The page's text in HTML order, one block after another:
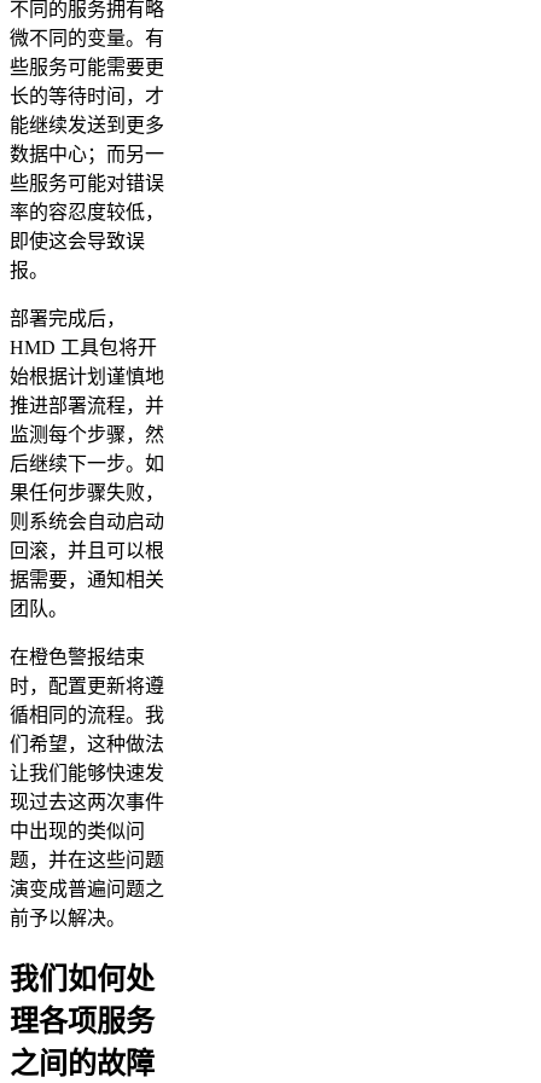
不同的服务拥有略
微不同的变量。有
些服务可能需要更
长的等待时间，才
能继续发送到更多
数据中心；而另一
些服务可能对错误
率的容忍度较低，
即使这会导致误
报。
部署完成后，
HMD 工具包将开
始根据计划谨慎地
推进部署流程，并
监测每个步骤，然
后继续下一步。如
果任何步骤失败，
则系统会自动启动
回滚，并且可以根
据需要，通知相关
团队。
在橙色警报结束
时，配置更新将遵
循相同的流程。我
们希望，这种做法
让我们能够快速发
现过去这两次事件
中出现的类似问
题，并在这些问题
演变成普遍问题之
前予以解决。
我们如何处
理各项服务
之间的故障